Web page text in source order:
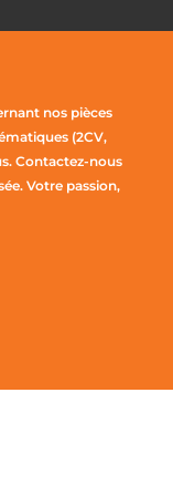
nos pièces
(2CV,
Contactez-nous
Votre passion,